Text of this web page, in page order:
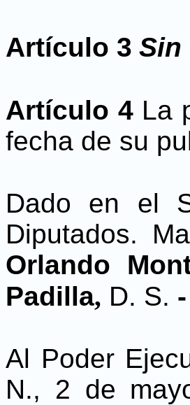
Artículo 3 Sin
Artículo 4 La
fecha de su
Dado en el
Diputados.
Orlando
Padilla, D. S.
Al Poder
N., 2 de